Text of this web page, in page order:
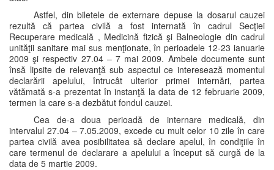
Astfel, din biletele de externare depuse la dosarul cauzei
rezultă că partea civilă a fost internată în cadrul Secţiei
Recuperare medicală , Medicină fizică şi Balneologie din cadrul
unităţii sanitare mai sus menţionate, în perioadele 12-23 ianuarie
2009 şi respectiv 27.04 – 7 mai 2009. Ambele documente sunt
însă lipsite de relevanţă sub aspectul ce interesează momentul
declarării apelului, întrucât ulterior primei internări, partea
vătămată s-a prezentat în instanţă la data de 12 februarie 2009,
termen la care s-a dezbătut fondul cauzei.
Cea de-a doua perioadă de internare medicală, din
intervalul 27.04 – 7.05.2009, excede cu mult celor 10 zile în care
partea civilă avea posibilitatea să declare apelul, în condiţiile în
care termenul de declarare a apelului a început să curgă de la
data de 5 martie 2009.